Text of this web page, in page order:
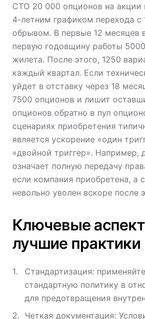
CTO 20 000 опционов на акции
4-летним графиком перехода с
обрывом. В первые 12 месяцев
первую годовщину работы
жилета. После этого, 1250
каждый квартал. Если
уйдет в отставку через 18
7500 опционов и лишит
опционов обратно в пул
сценариях приобретения
является ускорение «один
«двойной триггер». Например,
означает полную передачу
если компания приобретена, а
невольно уволен вскоре после
Ключевые
лучшие практики
Стандартизация:
стандартную политику в
для предотвращения
Четкая документация: